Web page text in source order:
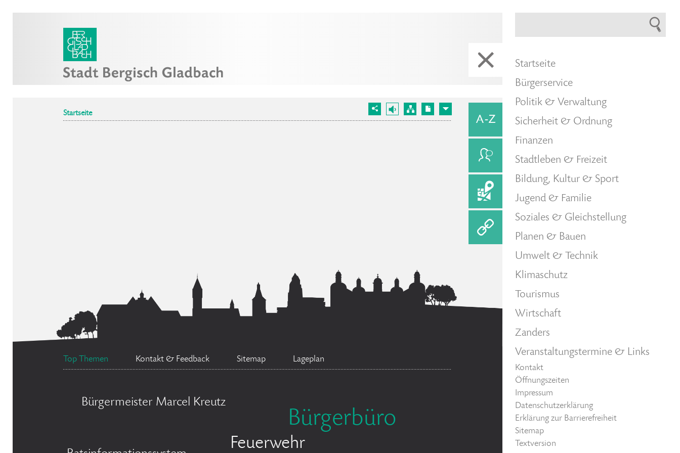
Startseite
Top Themen Kontakt & Feedback Sitemap Lageplan
Bürgermeister Marcel Kreutz
Bürgerbüro
Feuerwehr
Startseite
Bürgerservice
Politik & Verwaltung
Sicherheit & Ordnung
Finanzen
Stadtleben & Freizeit
Bildung, Kultur & Sport
Jugend & Familie
Soziales & Gleichstellung
Planen & Bauen
Umwelt & Technik
Klimaschutz
Tourismus
Wirtschaft
Zanders
Veranstaltungstermine & Links
Kontakt
Öffnungszeiten
Impressum
Datenschutzerklärung
Erklärung zur Barrierefreiheit
Sitemap
Textversion